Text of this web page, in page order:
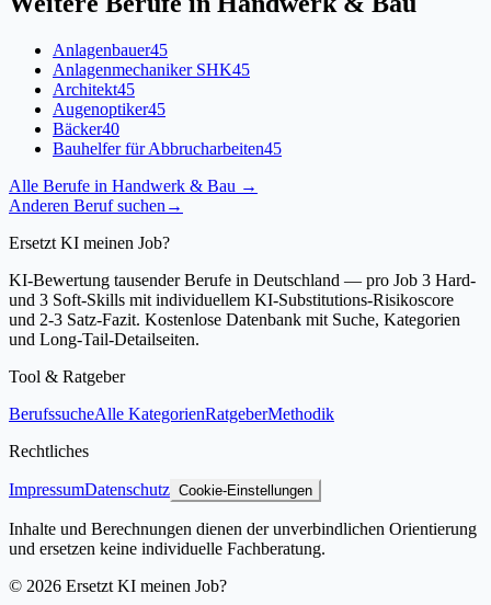
Anlagenbauer45
Anlagenmechaniker SHK45
Architekt45
Augenoptiker45
Bäcker40
Bauhelfer für Abbrucharbeiten45
Alle Berufe in Handwerk & Bau →
Anderen Beruf suchen →
Ersetzt KI meinen Job?
KI-Bewertung tausender Berufe in Deutschland — pro Job 3 Hard-
und 3 Soft-Skills mit individuellem KI-Substitutions-Risikoscore
und 2-3 Satz-Fazit. Kostenlose Datenbank mit Suche, Kategorien
und Long-Tail-Detailseiten.
Tool & Ratgeber
BerufssucheAlle KategorienRatgeberMethodik
Rechtliches
ImpressumDatenschutz Cookie-Einstellungen
Inhalte und Berechnungen dienen der unverbindlichen Orientierung
und ersetzen keine individuelle Fachberatung.
© 2026 Ersetzt KI meinen Job?